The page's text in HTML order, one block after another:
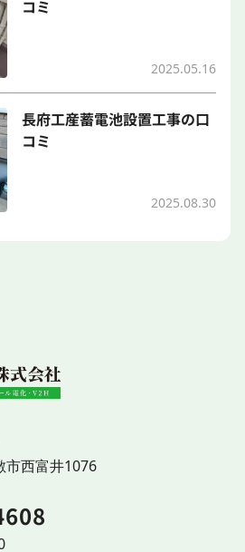
コミ
2025.05.16
長府工産蓄電池設置工事の口
コミ
2025.08.30
市西富井1076